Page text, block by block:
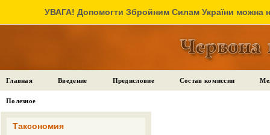
УВАГА! Допомогти Збройним Силам України можна
Главная Введение Предисловие Состав комиссии
Полезное
Таксономия